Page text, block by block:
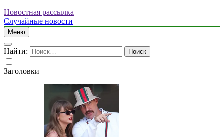
Новостная рассылка
Случайные новости
Меню
Найти:
Заголовки